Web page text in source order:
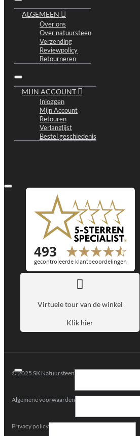
ALGEMEEN
Over ons
Over natuursteen
Verzending
Reviewpolicy
Retourneren
MIJN ACCOUNT
Inloggen
Mijn Account
Retouren
Verlanglijst
Bestel geschiedenis
Virtuele tour van de winkel
Klik hier
© 2025 SK Natuursteen
Algemene voorwaarden
Privacy policy